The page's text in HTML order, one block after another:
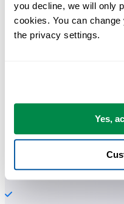
you decline, we will only
cookies. You can
the privacy settings.
Yes,
Bespaar tijd in
ASAP Utilities helpt je tijd
niet kan.